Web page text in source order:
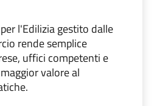
l'Edilizia gestito dalle
rende semplice
uffici competenti e
valore al